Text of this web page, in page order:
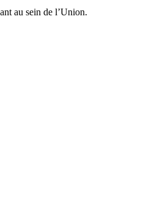
au sein de l’Union.